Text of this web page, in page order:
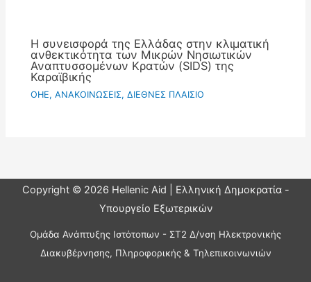
Η συνεισφορά της Ελλάδας στην κλιματική
ανθεκτικότητα των Μικρών Νησιωτικών
Αναπτυσσομένων Κρατών (SIDS) της
Καραϊβικής
OHE,ΑΝΑΚΟΙΝΩΣΕΙΣ,ΔΙΕΘΝΕΣ ΠΛΑΙΣΙΟ
Copyright © 2026 Hellenic Aid | Ελληνική Δημοκρατία -
Υπουργείο Εξωτερικών
Ομάδα Ανάπτυξης Ιστότοπων - ΣΤ2 Δ/νση Ηλεκτρονικής
Διακυβέρνησης, Πληροφορικής & Τηλεπικοινωνιών